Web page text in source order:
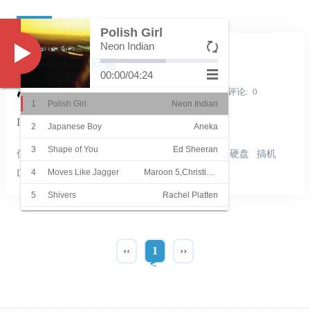
日记
ISCSI映射的问题
Shine_Light 发表于 2022-06-25 浏览 7204 评论 0
ISCSI映射的问题
信息技术 科技 日记 ISCSI NAS 硬盘
搞机
DIY
‹‹ 1 ››
Music
Polish Girl
Neon Indian
00:00/04:24
1 Polish Girl Neon Indian
2 Japanese Boy Aneka
3 Shape of You Ed Sheeran
4 Moves Like Jagger Maroon 5,Christina Aguilera
5 Shivers Rachel Platten
Beatrich
10 Sha La La La 温拿乐队